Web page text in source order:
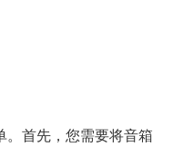
首先，您需要将音箱